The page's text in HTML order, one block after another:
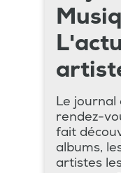
Le journal
rendez-
fait
albums,
artistes